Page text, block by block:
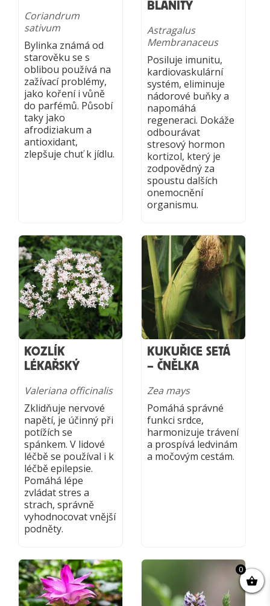
Coriandrum
sativum
Bylinka známá od
starověku se s
oblibou používá na
zažívací problémy,
jako koření i vůně
do parfémů. Působí
taky jako
afrodiziakum a
antioxidant,
zlepšuje chuť k jídlu.
BLANITÝ
Astragalus
Membranaceus
Posiluje imunitu,
kardiovaskulární
systém, eliminuje
nádorové buňky a
napomáhá
regeneraci. Dokáže
odbourávat
stresový hormon
kortizol, který je
zodpovědný za
spoustu dalších
onemocnění
organismu.
KOZLÍK
LÉKAŘSKÝ
Valeriana officinalis
Zklidňuje nervové
napětí, je účinný při
potížích se
spánkem. V lidové
léčbě se používal i k
léčbě epilepsie.
Pomáhá lépe
zvládat stres a
strach, správně
vyhodnocovat vnější
podněty.
KUKUŘICE SETÁ
– ČNĚLKA
Zea mays
Pomáhá správné
funkci srdce,
harmonizuje trávení
a prospívá ledvinám
a močovým cestám.
0